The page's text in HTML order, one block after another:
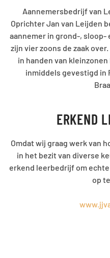
Aannemersbedrijf van
Oprichter Jan van Leijden
aannemer in grond-, sloop-
zijn vier zoons de zaak
in handen van
inmiddels gevestigd in
ERKEND
Omdat wij graag werk van
in het bezit van diverse
erkend leerbedrijf om
op